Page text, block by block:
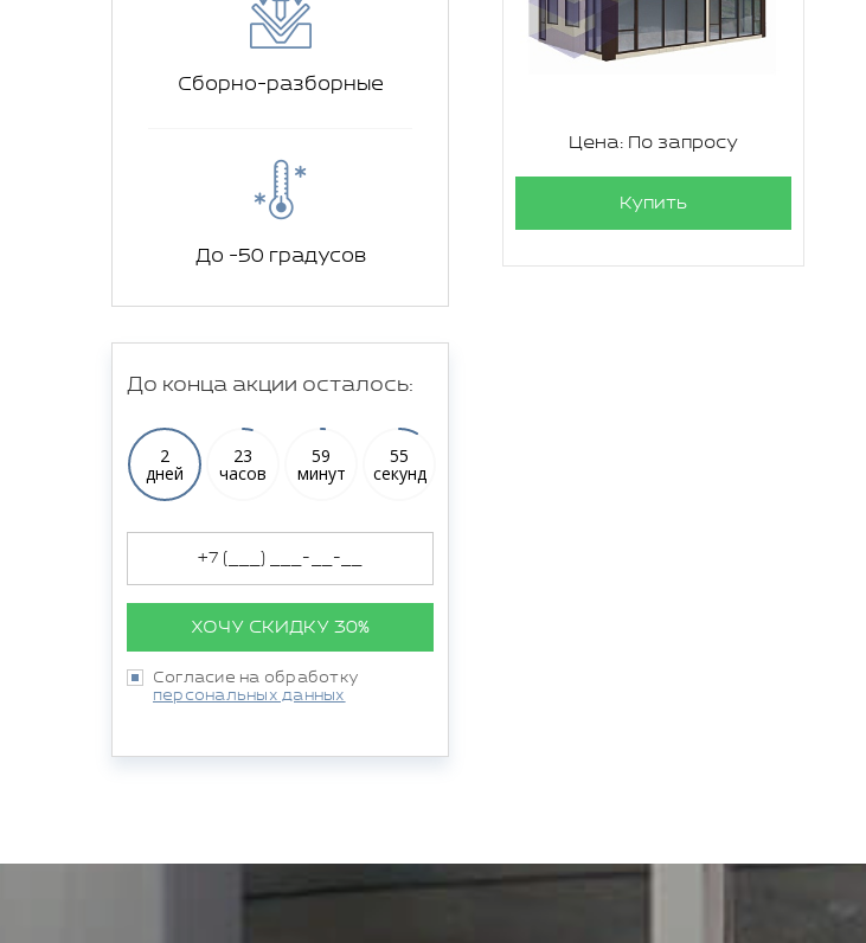
Сборно-разборные
До -50 градусов
До конца акции осталось:
2
дней
23
часов
59
минут
54
секунд
ХОЧУ СКИДКУ 30%
Согласие на обработку
персональных данных
Цена: По запросу
Купить